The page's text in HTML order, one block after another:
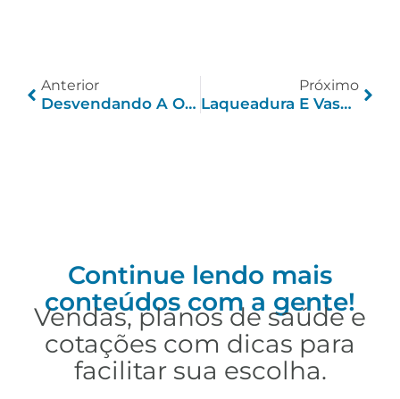
Anterior
Desvendando A Obesidade Mórbida: Compreensão Profunda E Abordagens Para A Saúde
Próximo
Laqueadura E Vasectomia: Compreendendo Os Procedimentos De Esterilização
Continue lendo mais
conteúdos com a gente!
Vendas, planos de saúde e
cotações com dicas para
facilitar sua escolha.